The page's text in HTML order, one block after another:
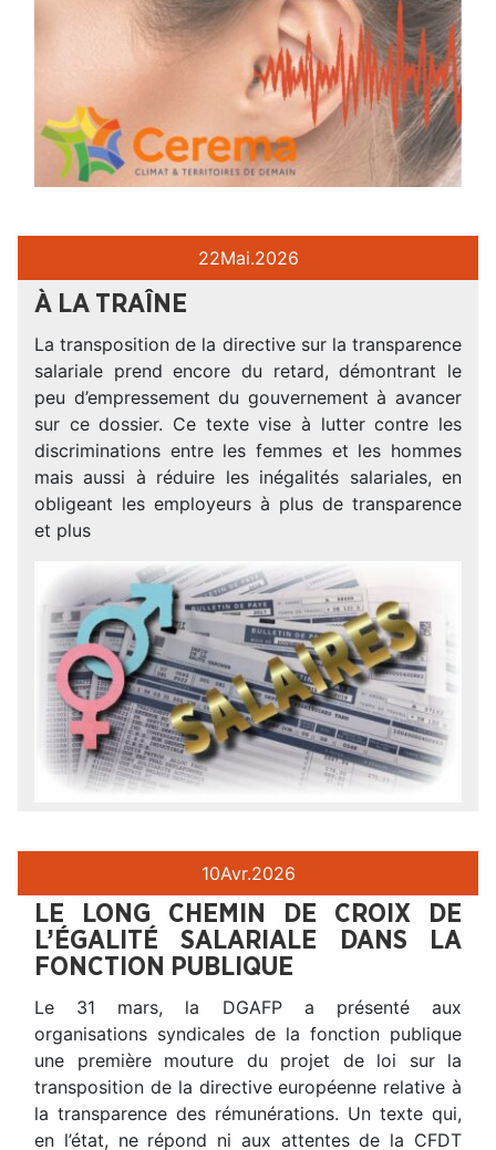
22Mai.2026
À LA TRAÎNE
La transposition de la directive sur la transparence
salariale prend encore du retard, démontrant le
peu d’empressement du gouvernement à avancer
sur ce dossier. Ce texte vise à lutter contre les
discriminations entre les femmes et les hommes
mais aussi à réduire les inégalités salariales, en
obligeant les employeurs à plus de transparence
et plus
10Avr.2026
LE LONG CHEMIN DE CROIX DE
L’ÉGALITÉ SALARIALE DANS LA
FONCTION PUBLIQUE
Le 31 mars, la DGAFP a présenté aux
organisations syndicales de la fonction publique
une première mouture du projet de loi sur la
transposition de la directive européenne relative à
la transparence des rémunérations. Un texte qui,
en l’état, ne répond ni aux attentes de la CFDT